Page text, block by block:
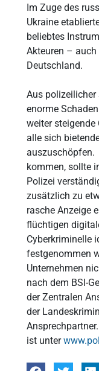
Im Zuge des
Ukraine
beliebtes
Akteuren –
Deutschland.
Aus
enorme
weiter
alle sich
auszuschöpfen.
kommen, sollte
Polizei
zusätzlich zu
rasche Anzeige
flüchtigen
Cyberkriminelle
festgenommen
Unternehmen
nach dem BSI-
der Zentralen
der
ist unter